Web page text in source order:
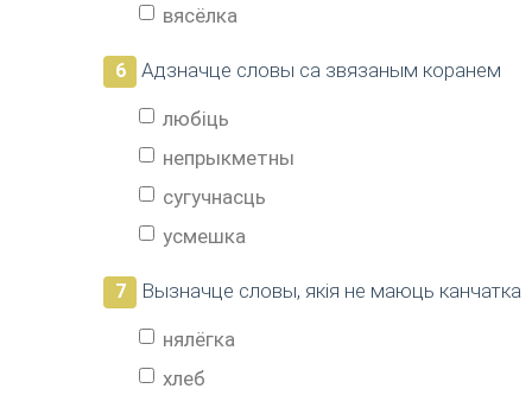
вясёлка
6 Адзначце словы са звязаным коранем
любіць
непрыкметны
сугучнасць
усмешка
7 Вызначце словы, якія не маюць канчатка
нялёгка
хлеб